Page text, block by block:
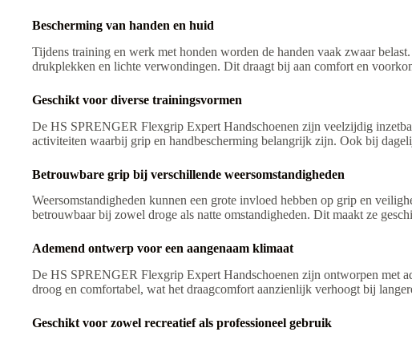
Bescherming van handen en huid
Tijdens training en werk met honden worden de handen vaak zwaar
drukplekken en lichte verwondingen. Dit draagt bij aan comfort en
Geschikt voor diverse trainingsvormen
De HS SPRENGER Flexgrip Expert Handschoenen zijn veelzijdig
activiteiten waarbij grip en handbescherming belangrijk zijn. Ook bij
Betrouwbare grip bij verschillende weersomstandigheden
Weersomstandigheden kunnen een grote invloed hebben op grip en
betrouwbaar bij zowel droge als natte omstandigheden. Dit maakt ze
Ademend ontwerp voor een aangenaam klimaat
De HS SPRENGER Flexgrip Expert Handschoenen zijn ontworpen met
droog en comfortabel, wat het draagcomfort aanzienlijk verhoogt bij
Geschikt voor zowel recreatief als professioneel gebruik